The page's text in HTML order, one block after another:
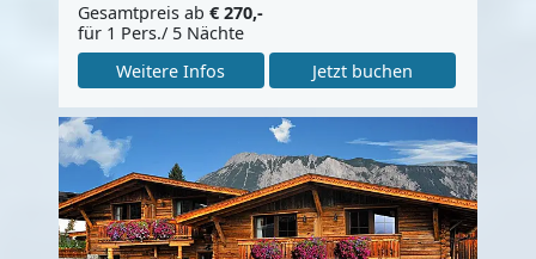
Gesamtpreis ab € 270,-
für 1 Pers./ 5 Nächte
Weitere Infos
Jetzt buchen